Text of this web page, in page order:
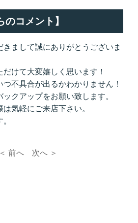
のコメント】
まして誠にありがとうございま
けて大変嬉しく思います！
不具合が出るかわかりません！
クアップをお願い致します。
気軽にご来店下さい。
＜ 前へ 次へ ＞